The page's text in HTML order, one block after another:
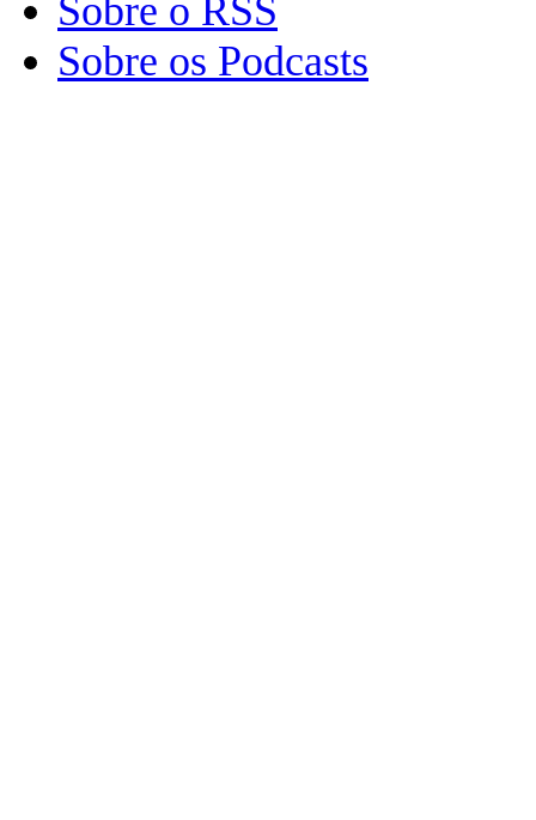
Sobre o RSS
Sobre os Podcasts